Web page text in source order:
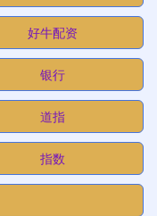
好牛配资
银行
道指
指数